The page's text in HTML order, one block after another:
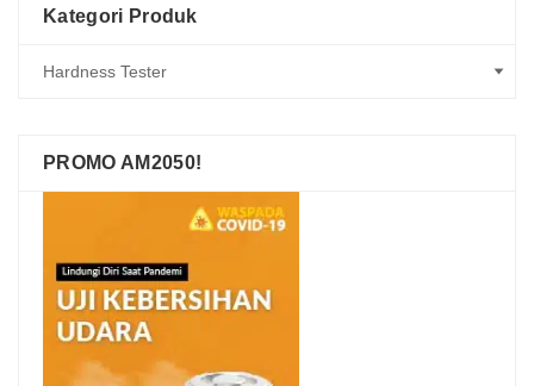
Kategori Produk
PROMO AM2050!